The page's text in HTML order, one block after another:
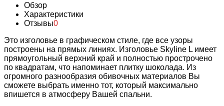
Обзор
Характеристики
Отзывы0
Это изголовье в графическом стиле, где все узоры
построены на прямых линиях. Изголовье Skyline L имеет
прямоугольный верхний край и полностью прострочено
по квадратам, что напоминает плитку шоколада. Из
огромного разнообразия обивочных материалов Вы
сможете выбрать именно тот, который максимально
впишется в атмосферу Вашей спальни.